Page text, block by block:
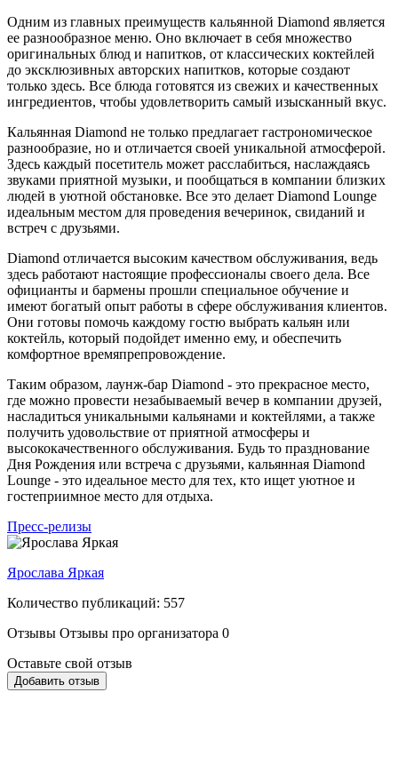
Одним из главных преимуществ кальянной Diamond является
ее разнообразное меню. Оно включает в себя множество
оригинальных блюд и напитков, от классических коктейлей
до эксклюзивных авторских напитков, которые создают
только здесь. Все блюда готовятся из свежих и качественных
ингредиентов, чтобы удовлетворить самый изысканный вкус.
Кальянная Diamond не только предлагает гастрономическое
разнообразие, но и отличается своей уникальной атмосферой.
Здесь каждый посетитель может расслабиться, наслаждаясь
звуками приятной музыки, и пообщаться в компании близких
людей в уютной обстановке. Все это делает Diamond Lounge
идеальным местом для проведения вечеринок, свиданий и
встреч с друзьями.
Diamond отличается высоким качеством обслуживания, ведь
здесь работают настоящие профессионалы своего дела. Все
официанты и бармены прошли специальное обучение и
имеют богатый опыт работы в сфере обслуживания клиентов.
Они готовы помочь каждому гостю выбрать кальян или
коктейль, который подойдет именно ему, и обеспечить
комфортное времяпрепровождение.
Таким образом, лаунж-бар Diamond - это прекрасное место,
где можно провести незабываемый вечер в компании друзей,
насладиться уникальными кальянами и коктейлями, а также
получить удовольствие от приятной атмосферы и
высококачественного обслуживания. Будь то празднование
Дня Рождения или встреча с друзьями, кальянная Diamond
Lounge - это идеальное место для тех, кто ищет уютное и
гостеприимное место для отдыха.
Пресс-релизы
Ярослава Яркая
Количество публикаций: 557
Отзывы Отзывы про организатора 0
Оставьте свой отзыв
Добавить отзыв